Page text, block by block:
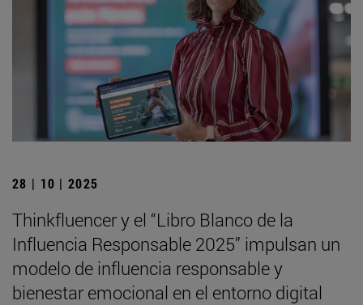
28 | 10 | 2025
Thinkfluencer y el “Libro Blanco de la
Influencia Responsable 2025” impulsan un
modelo de influencia responsable y
bienestar emocional en el entorno digital